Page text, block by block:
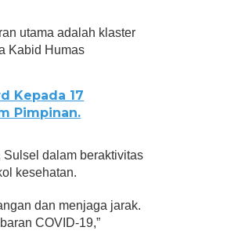
utama adalah klaster
Kabid Humas
Kepada 17
Pimpinan.
dalam beraktivitas
kesehatan.
dan menjaga jarak.
COVID-19,”